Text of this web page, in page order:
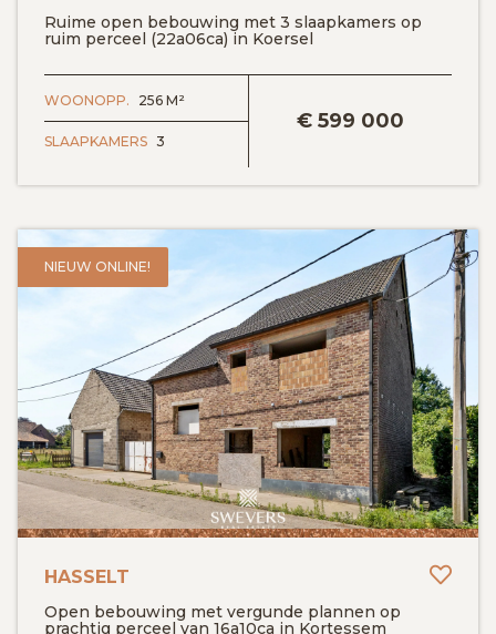
Ruime open bebouwing met 3 slaapkamers op
ruim perceel (22a06ca) in Koersel
€ 599 000
WOONOPP. 256 M²
SLAAPKAMERS 3
BEKIJK DETAILS
NIEUW ONLINE!
HASSELT
Open bebouwing met vergunde plannen op
prachtig perceel van 16a10ca in Kortessem